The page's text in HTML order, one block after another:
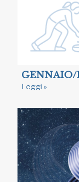
GENNAIO/
Leggi »